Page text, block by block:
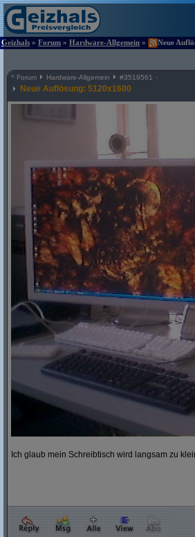
Geizhals » Forum » Hardware-Allgemein » Neue
^ Forum Hardware-Allgemein #3519561
Neue Auflösung: 5120x1600
Ich glaub mein Schreibtisch wird langsam zu